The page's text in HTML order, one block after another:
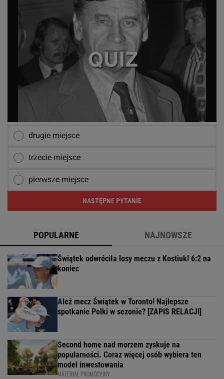
drugie miejsce
trzecie miejsce
pierwsze miejsce
NASTĘPNE PYTANIE
POPULARNE NAJNOWSZE
Świątek odwróciła losy meczu z Kostiuk! 6:2 na
koniec
Ależ mecz Świątek w Toronto! Najlepsze
spotkanie Polki w sezonie? [ZAPIS RELACJI]
Second home nad morzem zyskuje na
popularności. Coraz więcej osób wybiera ten
model inwestowania
MATERIAŁ PROMOCYJNY